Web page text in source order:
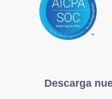
Descarga